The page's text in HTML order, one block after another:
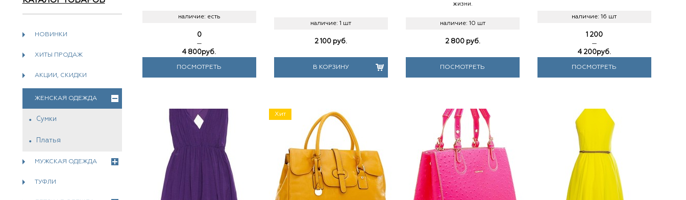
НОВИНКИ
ХИТЫ ПРОДАЖ
АКЦИИ, СКИДКИ
ЖЕНСКАЯ ОДЕЖДА
Сумки
Платья
МУЖСКАЯ ОДЕЖДА
ТУФЛИ
наличие: есть
0
—
4 800руб.
ПОСМОТРЕТЬ
наличие: 1 шт
2 100 руб.
В КОРЗИНУ
жизни.
наличие: 10 шт
2 800 руб.
ПОСМОТРЕТЬ
наличие: 16 шт
1 200
—
4 200руб.
ПОСМОТРЕТЬ
Хит